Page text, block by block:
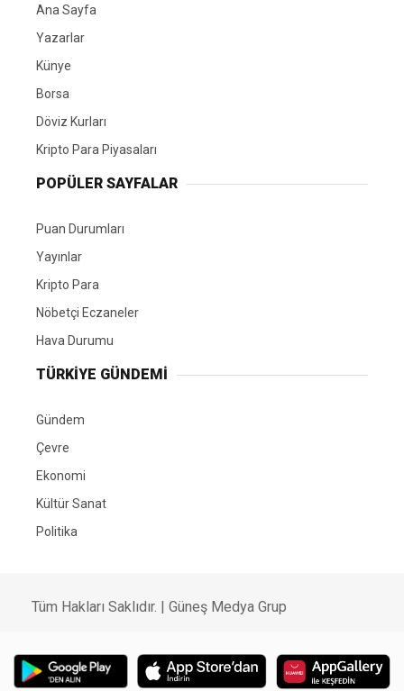
Ana Sayfa
Yazarlar
Künye
Borsa
Döviz Kurları
Kripto Para Piyasaları
POPÜLER SAYFALAR
Puan Durumları
Yayınlar
Kripto Para
Nöbetçi Eczaneler
Hava Durumu
TÜRKIYE GÜNDEMI
Gündem
Çevre
Ekonomi
Kültür Sanat
Politika
Tüm Hakları Saklıdır. | Güneş Medya Grup